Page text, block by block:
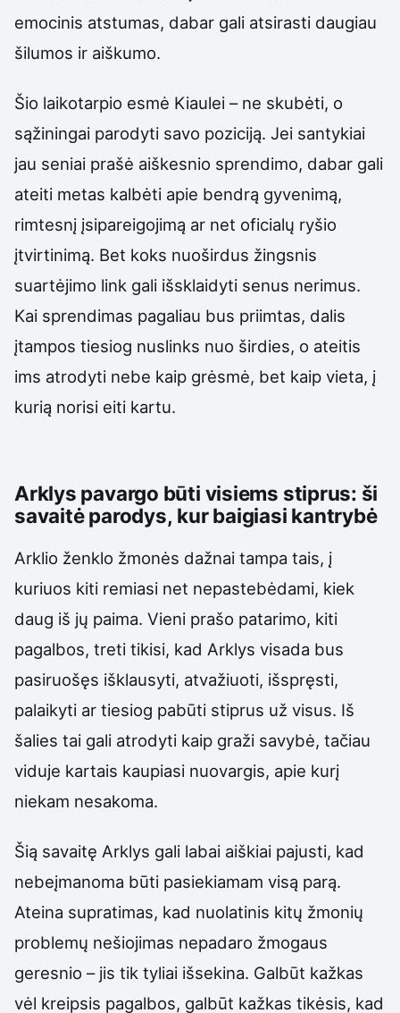
emocinis atstumas, dabar gali atsirasti daugiau
šilumos ir aiškumo.
Šio laikotarpio esmė Kiaulei – ne skubėti, o
sąžiningai parodyti savo poziciją. Jei santykiai
jau seniai prašė aiškesnio sprendimo, dabar gali
ateiti metas kalbėti apie bendrą gyvenimą,
rimtesnį įsipareigojimą ar net oficialų ryšio
įtvirtinimą. Bet koks nuoširdus žingsnis
suartėjimo link gali išsklaidyti senus nerimus.
Kai sprendimas pagaliau bus priimtas, dalis
įtampos tiesiog nuslinks nuo širdies, o ateitis
ims atrodyti nebe kaip grėsmė, bet kaip vieta, į
kurią norisi eiti kartu.
Arklys pavargo būti visiems stiprus: ši
savaitė parodys, kur baigiasi kantrybė
Arklio ženklo žmonės dažnai tampa tais, į
kuriuos kiti remiasi net nepastebėdami, kiek
daug iš jų paima. Vieni prašo patarimo, kiti
pagalbos, treti tikisi, kad Arklys visada bus
pasiruošęs išklausyti, atvažiuoti, išspręsti,
palaikyti ar tiesiog pabūti stiprus už visus. Iš
šalies tai gali atrodyti kaip graži savybė, tačiau
viduje kartais kaupiasi nuovargis, apie kurį
niekam nesakoma.
Šią savaitę Arklys gali labai aiškiai pajusti, kad
nebeįmanoma būti pasiekiamam visą parą.
Ateina supratimas, kad nuolatinis kitų žmonių
problemų nešiojimas nepadaro žmogaus
geresnio – jis tik tyliai išsekina. Galbūt kažkas
vėl kreipsis pagalbos, galbūt kažkas tikėsis, kad